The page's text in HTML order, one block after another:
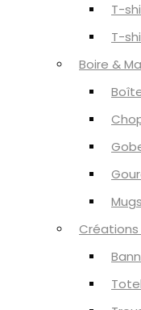
T-
T-
Boire &
Créations